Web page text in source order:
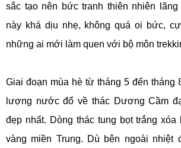
sắc tạo nên bức tranh thiên nhiên
này khá dịu nhẹ, không quá oi bức,
những ai mới làm quen với bộ môn
Giai đoạn mùa hè từ tháng 5 đến tháng
lượng nước đổ về thác Dương Cầm
đẹp nhất. Dòng thác tung bọt trắng
vàng miền Trung. Dù bên ngoài nhiệt